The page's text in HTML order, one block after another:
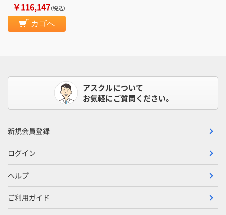
￥116,147（税込）
カゴへ
アスクルについて
お気軽にご質問ください。
新規会員登録
ログイン
ヘルプ
ご利用ガイド